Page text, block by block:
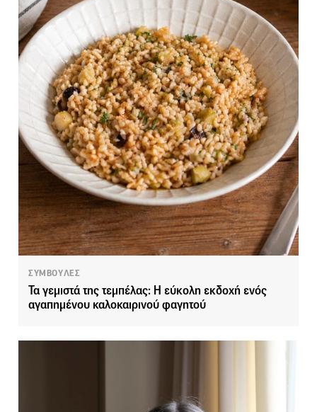
ΣΥΜΒΟΥΛΕΣ
Τα γεμιστά της τεμπέλας: Η εύκολη εκδοχή ενός
αγαπημένου καλοκαιρινού φαγητού